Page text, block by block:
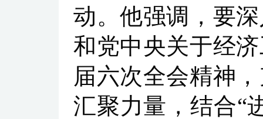
动。他强调，要
和党中央关于经
届六次全会精神
汇聚力量，结合“